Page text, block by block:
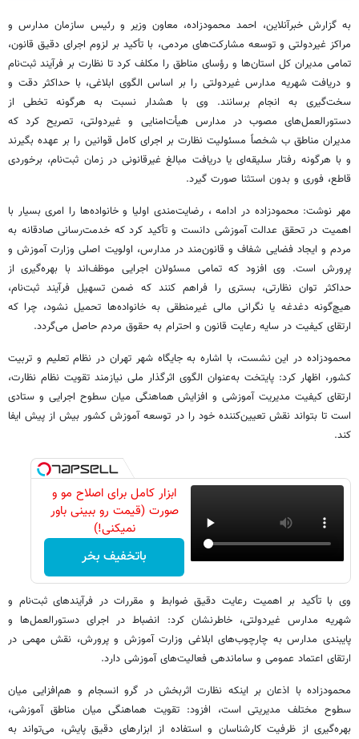
به گزارش خبرآنلاین، احمد محمودزاده، معاون وزیر و رئیس سازمان مدارس و
مراکز غیردولتی و توسعه مشارکت‌های مردمی، با تأکید بر لزوم اجرای دقیق قانون،
تمامی مدیران کل استان‌ها و رؤسای مناطق را مکلف کرد تا نظارت بر فرآیند ثبت‌نام
و دریافت شهریه مدارس غیردولتی را بر اساس الگوی ابلاغی، با حداکثر دقت و
سخت‌گیری به انجام برسانند. وی با هشدار نسبت به هرگونه تخطی از
دستورالعمل‌های مصوب در مدارس هیأت‌امنایی و غیردولتی، تصریح کرد که
مدیران مناطق ب شخصاً مسئولیت نظارت بر اجرای کامل قوانین را بر عهده بگیرند
و با هرگونه رفتار سلیقه‌ای یا دریافت مبالغ غیرقانونی در زمان ثبت‌نام، برخوردی
قاطع، فوری و بدون استثنا صورت گیرد.
مهر نوشت: محمودزاده در ادامه ، رضایت‌مندی اولیا و خانواده‌ها را امری بسیار با
اهمیت در تحقق عدالت آموزشی دانست و تأکید کرد که خدمت‌رسانی صادقانه به
مردم و ایجاد فضایی شفاف و قانون‌مند در مدارس، اولویت اصلی وزارت آموزش و
پرورش است. وی افزود که تمامی مسئولان اجرایی موظف‌اند با بهره‌گیری از
حداکثر توان نظارتی، بستری را فراهم کنند که ضمن تسهیل فرآیند ثبت‌نام،
هیچ‌گونه دغدغه یا نگرانی مالی غیرمنطقی به خانواده‌ها تحمیل نشود، چرا که
ارتقای کیفیت در سایه رعایت قانون و احترام به حقوق مردم حاصل می‌گردد.
محمودزاده در این نشست، با اشاره به جایگاه شهر تهران در نظام تعلیم و تربیت
کشور، اظهار کرد: پایتخت به‌عنوان الگوی اثرگذار ملی نیازمند تقویت نظام نظارت،
ارتقای کیفیت مدیریت آموزشی و افزایش هماهنگی میان سطوح اجرایی و ستادی
است تا بتواند نقش تعیین‌کننده خود را در توسعه آموزش کشور بیش از پیش ایفا
کند.
ابزار کامل برای اصلاح مو و
صورت (قیمت رو ببینی باور
نمیکنی!)
باتخفیف بخر
وی با تأکید بر اهمیت رعایت دقیق ضوابط و مقررات در فرآیندهای ثبت‌نام و
شهریه مدارس غیردولتی، خاطرنشان کرد: انضباط در اجرای دستورالعمل‌ها و
پایبندی مدارس به چارچوب‌های ابلاغی وزارت آموزش و پرورش، نقش مهمی در
ارتقای اعتماد عمومی و ساماندهی فعالیت‌های آموزشی دارد.
محمودزاده با اذعان بر اینکه نظارت اثربخش در گرو انسجام و هم‌افزایی میان
سطوح مختلف مدیریتی است، افزود: تقویت هماهنگی میان مناطق آموزشی،
بهره‌گیری از ظرفیت کارشناسان و استفاده از ابزارهای دقیق پایش، می‌تواند به